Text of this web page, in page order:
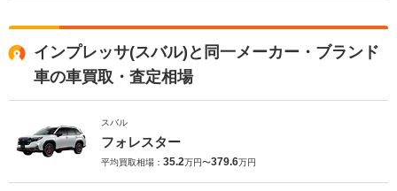
インプレッサ(スバル)と同一メーカー・ブランド
車の車買取・査定相場
スバル
フォレスター
平均買取相場： 35.2万円〜379.6万円